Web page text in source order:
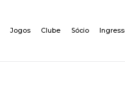
Jogos Clube Sócio